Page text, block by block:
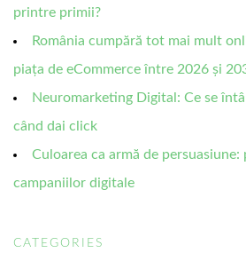
printre primii?
România cumpără tot mai mult
piața de eCommerce între 2026 și
Neuromarketing Digital: Ce se
când dai click
Culoarea ca armă de
campaniilor digitale
CATEGORIES